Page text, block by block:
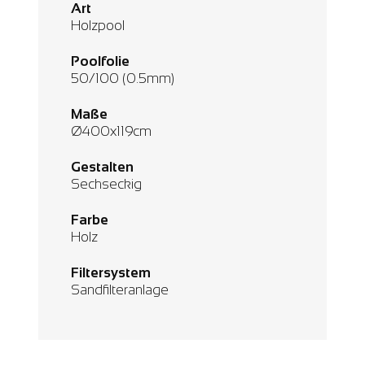
Art
Holzpool
Poolfolie
50/100 (0.5mm)
Maße
Ø400x119cm
Gestalten
Sechseckig
Farbe
Holz
Filtersystem
Sandfilteranlage